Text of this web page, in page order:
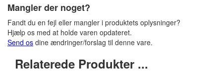
Mangler der noget?
Fandt du en fejl eller mangler i produktets oplysninger?
Hjælp os med at holde varen opdateret.
Send os dine ændringer/forslag til denne vare.
Relaterede Produkter ...